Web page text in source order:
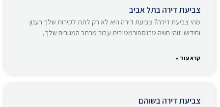
צביעת דירה בתל אביב
מהי צביעת דירה? צביעת דירה היא לא רק לתת לקירות שלך רענון
וחידוש. זוהי חוויה טרנספורמטיבית עבור מרחב המגורים שלך,
קרא עוד »
צביעת דירה בשוהם